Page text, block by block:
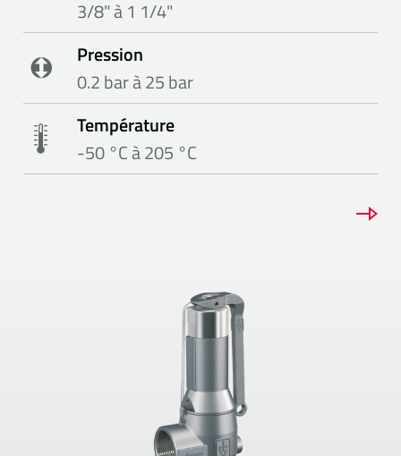
3/8" à 1 1/4"
Pression
0.2 bar à 25 bar
Température
-50 °C à 205 °C